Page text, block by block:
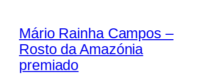
Mário Rainha Campos –
Rosto da Amazónia
premiado